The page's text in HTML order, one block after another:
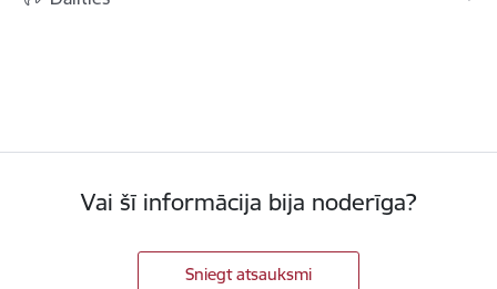
Vai šī informācija bija noderīga?
Sniegt atsauksmi